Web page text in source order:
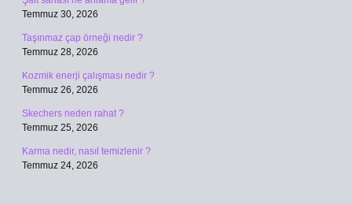
Temmuz 30, 2026
Taşınmaz çap örneği nedir ?
Temmuz 28, 2026
Kozmik enerji çalışması nedir ?
Temmuz 26, 2026
Skechers neden rahat ?
Temmuz 25, 2026
Karma nedir, nasıl temizlenir ?
Temmuz 24, 2026